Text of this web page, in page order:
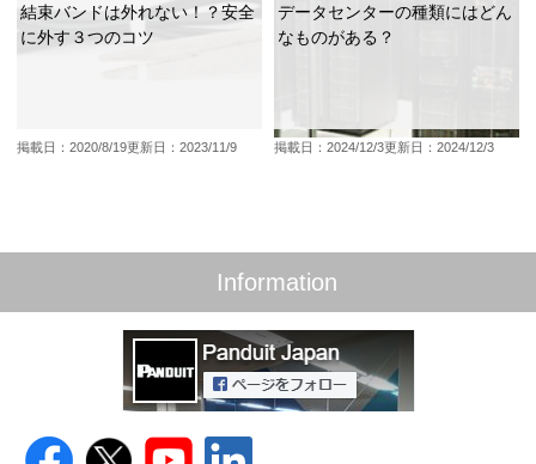
結束バンドは外れない！？安全
に外す３つのコツ
掲載日：2020/8/19更新日：2023/11/9
データセンターの種類にはどん
なものがある？
掲載日：2024/12/3更新日：2024/12/3
Information